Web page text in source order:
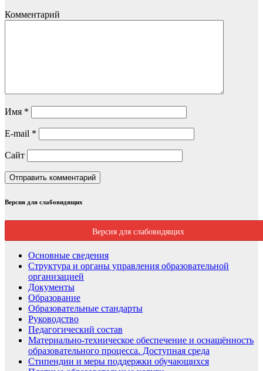
Комментарий
Имя *
E-mail *
Сайт
Версия для слабовидящих
Версия для слабовидящих
Основные сведения
Структура и органы управления образовательной
организацией
Документы
Образование
Образовательные стандарты
Руководство
Педагогический состав
Материально-техническое обеспечение и оснащённость
образовательного процесса. Доступная среда
Стипендии и меры поддержки обучающихся